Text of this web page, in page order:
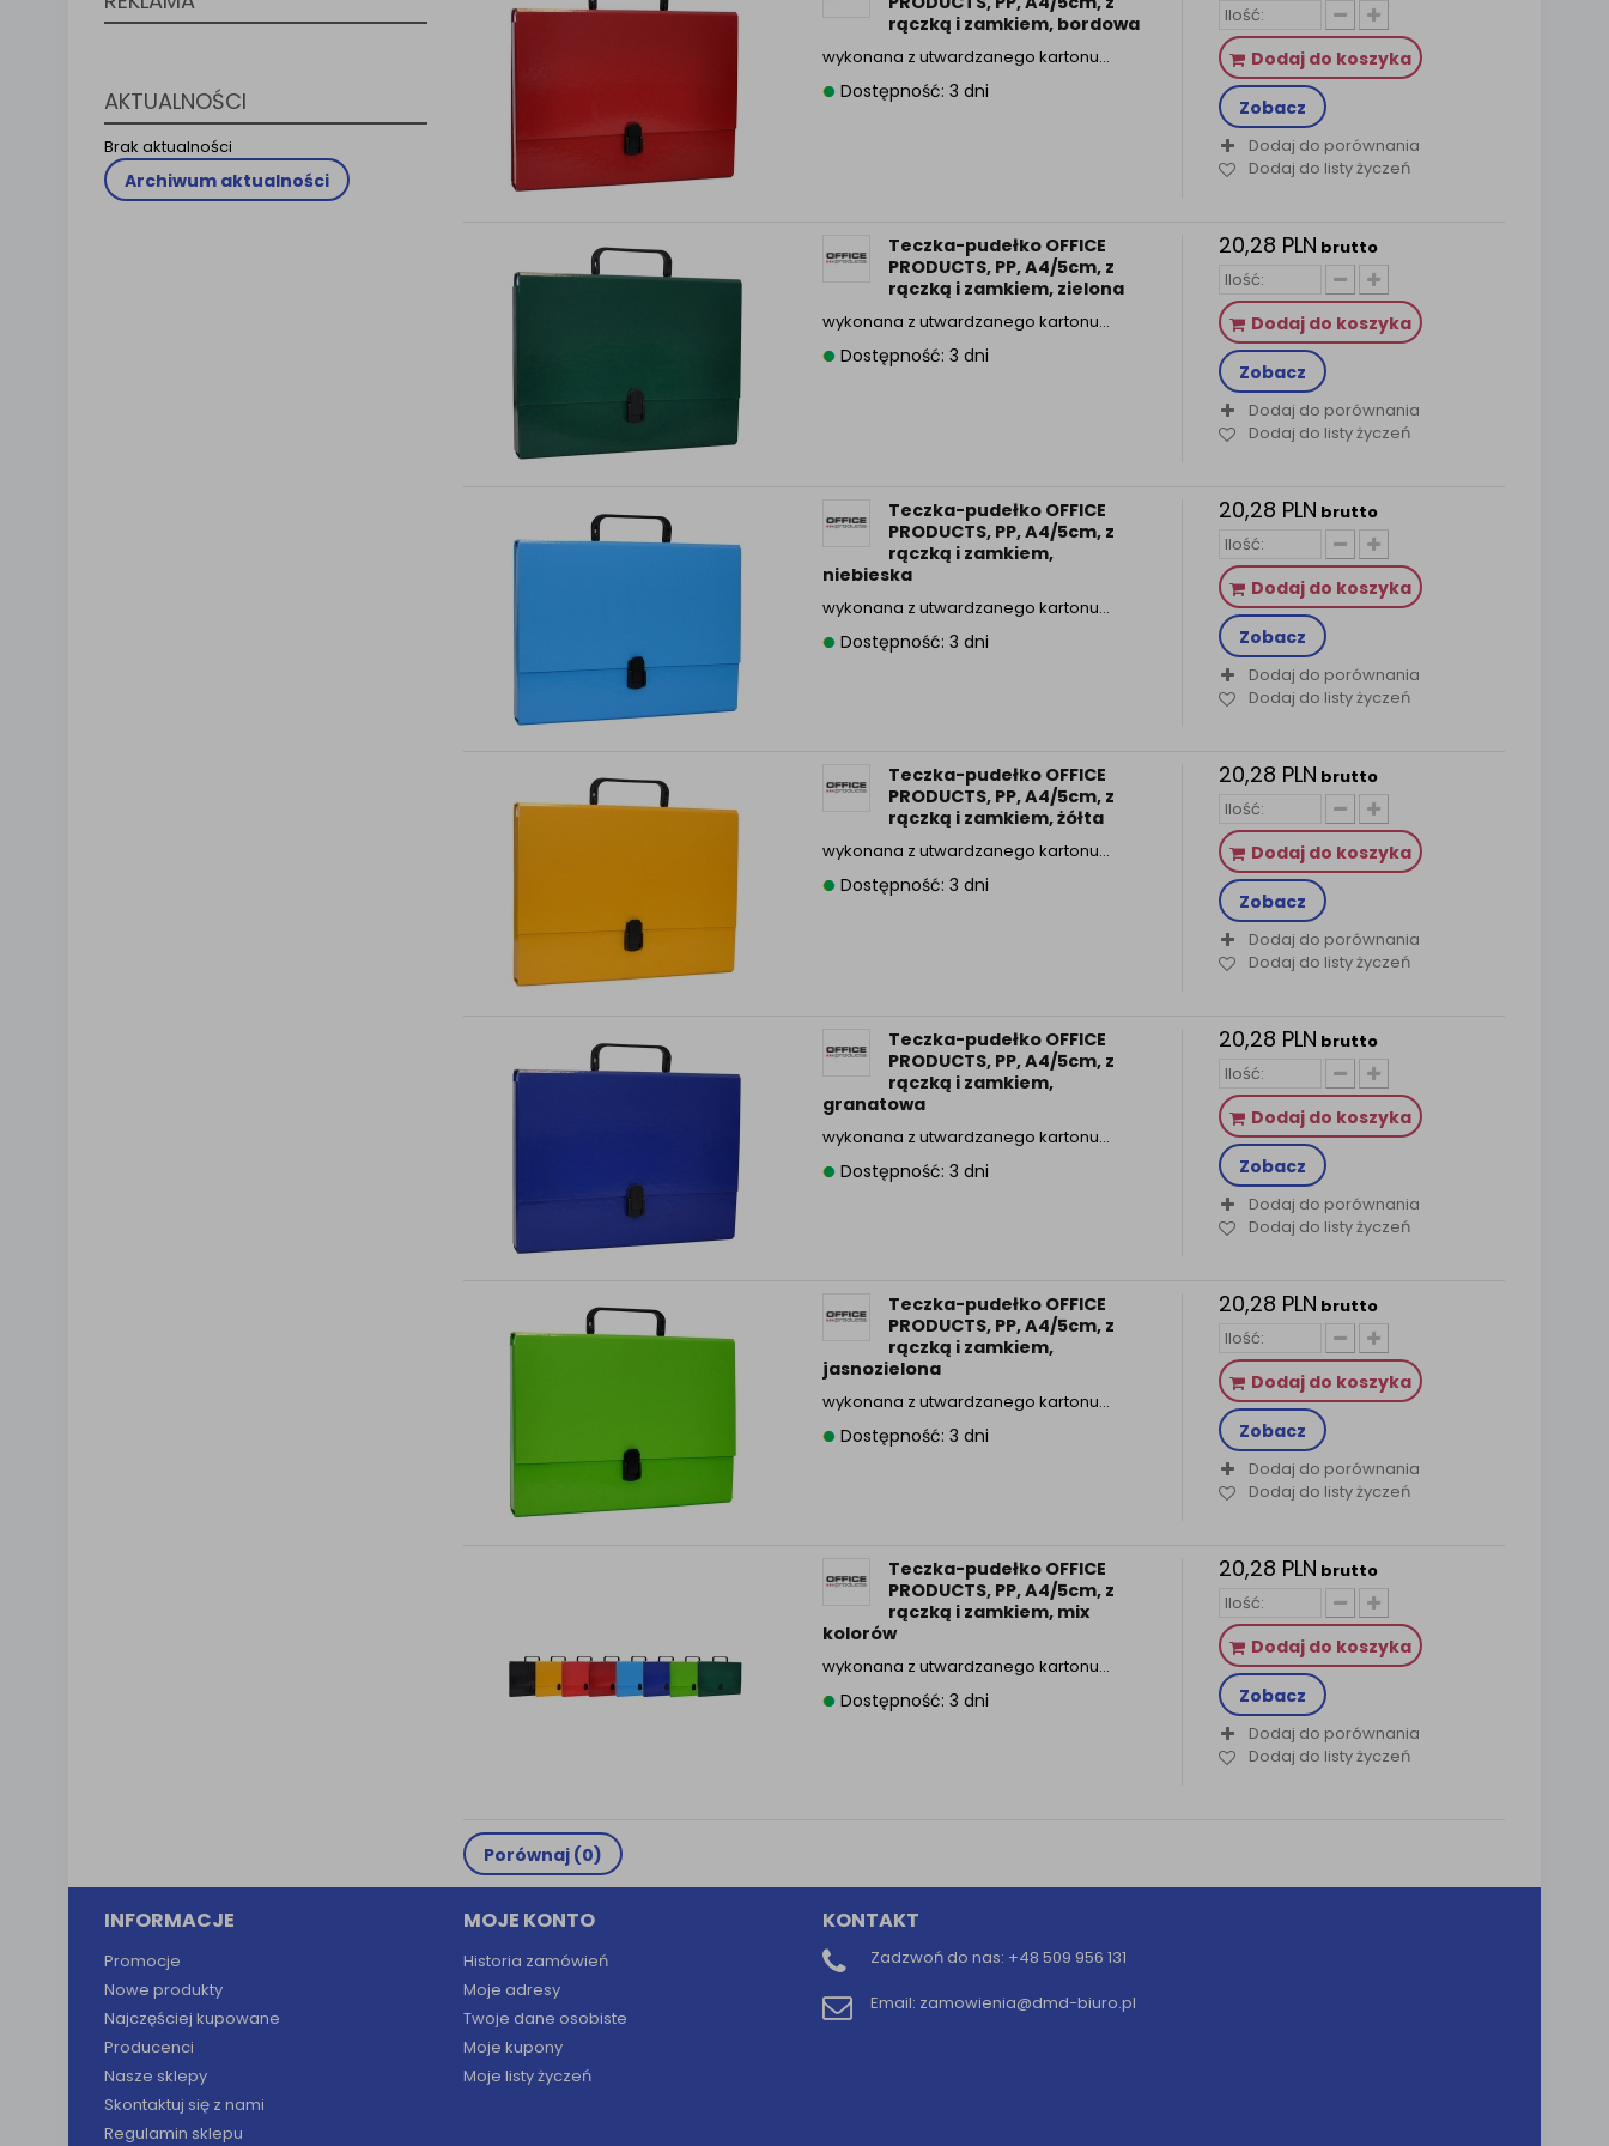
AKTUALNOŚCI
Brak aktualności
Archiwum aktualności
rączką i zamkiem, bordowa
wykonana z utwardzanego kartonu…
Dostępność: 3 dni
Dodaj do koszyka
Zobacz
Dodaj do porównania
Dodaj do listy życzeń
Teczka-pudełko OFFICE
PRODUCTS, PP, A4/5cm, z
rączką i zamkiem, zielona
wykonana z utwardzanego kartonu…
Dostępność: 3 dni
20,28 PLN brutto
Dodaj do koszyka
Zobacz
Dodaj do porównania
Dodaj do listy życzeń
Teczka-pudełko OFFICE
PRODUCTS, PP, A4/5cm, z
rączką i zamkiem,
niebieska
wykonana z utwardzanego kartonu…
Dostępność: 3 dni
20,28 PLN brutto
Dodaj do koszyka
Zobacz
Dodaj do porównania
Dodaj do listy życzeń
Teczka-pudełko OFFICE
PRODUCTS, PP, A4/5cm, z
rączką i zamkiem, żółta
wykonana z utwardzanego kartonu…
Dostępność: 3 dni
20,28 PLN brutto
Dodaj do koszyka
Zobacz
Dodaj do porównania
Dodaj do listy życzeń
Teczka-pudełko OFFICE
PRODUCTS, PP, A4/5cm, z
rączką i zamkiem,
granatowa
wykonana z utwardzanego kartonu…
Dostępność: 3 dni
20,28 PLN brutto
Dodaj do koszyka
Zobacz
Dodaj do porównania
Dodaj do listy życzeń
Teczka-pudełko OFFICE
PRODUCTS, PP, A4/5cm, z
rączką i zamkiem,
jasnozielona
wykonana z utwardzanego kartonu…
Dostępność: 3 dni
20,28 PLN brutto
Dodaj do koszyka
Zobacz
Dodaj do porównania
Dodaj do listy życzeń
Teczka-pudełko OFFICE
PRODUCTS, PP, A4/5cm, z
rączką i zamkiem, mix
kolorów
wykonana z utwardzanego kartonu…
Dostępność: 3 dni
20,28 PLN brutto
Dodaj do koszyka
Zobacz
Dodaj do porównania
Dodaj do listy życzeń
Porównaj (0)
INFORMACJE
Promocje
Nowe produkty
Najczęściej kupowane
Producenci
Nasze sklepy
Skontaktuj się z nami
Regulamin sklepu
MOJE KONTO
Historia zamówień
Moje adresy
Twoje dane osobiste
Moje kupony
Moje listy życzeń
KONTAKT
Zadzwoń do nas: +48 509 956 131
Email: zamowienia@dmd-biuro.pl
Klauzula Informacyjna (rozwiń)
Lista Zaufanych Partnerów (rozwiń)